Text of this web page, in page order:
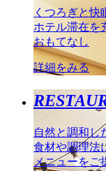
くつろぎと快
ホテル滞在を
おもてなし
詳細をみる
自然と調和し
食材や調理法
メニューをご